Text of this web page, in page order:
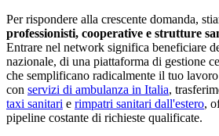
Per rispondere alla crescente domanda,
professionisti, cooperative e strutture
Entrare nel network significa beneficiare
nazionale, di una piattaforma di gestione
che semplificano radicalmente il tuo
con servizi di ambulanza in Italia,
taxi sanitari e rimpatri sanitari dall'estero,
pipeline costante di richieste qualificate.